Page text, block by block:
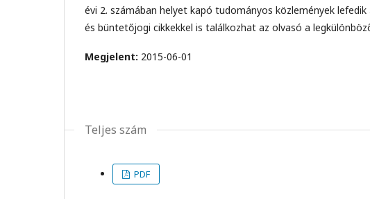
évi 2. számában helyet kapó tudományos közlemények
és büntetőjogi cikkekkel is találkozhat az olvasó a
Megjelent: 2015-06-01
Teljes szám
PDF